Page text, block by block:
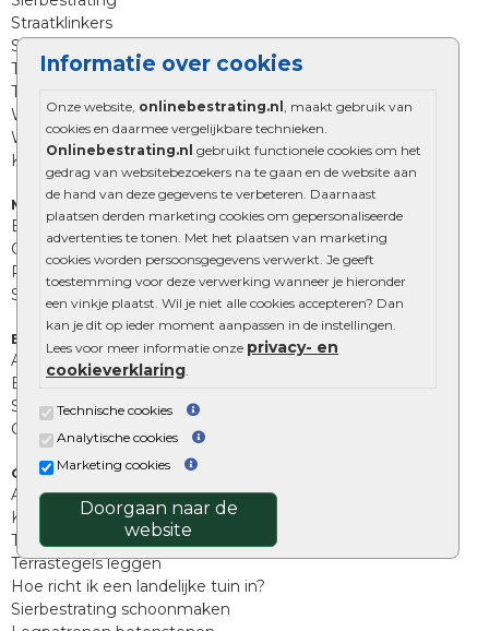
Informatie over cookies
Onze website, onlinebestrating.nl , maakt gebruik van
cookies en daarmee vergelijkbare technieken.
Onlinebestrating.nl gebruikt functionele cookies om het
gedrag van websitebezoekers na te gaan en de website aan
de hand van deze gegevens te verbeteren. Daarnaast
plaatsen derden marketing cookies om gepersonaliseerde
advertenties te tonen. Met het plaatsen van marketing
cookies worden persoonsgegevens verwerkt. Je geeft
toestemming voor deze verwerking wanneer je hieronder
een vinkje plaatst. Wil je niet alle cookies accepteren? Dan
kan je dit op ieder moment aanpassen in de instellingen.
Lees voor meer informatie onze privacy- en
cookieverklaring.
Technische cookies
Analytische cookies
Marketing cookies
Doorgaan naar de
website
Straatklinkers
Straatstenen
Trommelstenen
Tuinstenen
Waalformaat
Wildverband bestrating
Kingstones
Muurelementen
Betonbielzen
Opsluitbanden
Palissades
Stapelblokken
Extra benodigdheden
Afwatering en diversen
Beplantings en betonelementen
Split, grind en zand
Oprit tegels
Overig
Aanbiedingen
Kunstgras
Tuintegels outlet
Terrastegels leggen
Hoe richt ik een landelijke tuin in?
Sierbestrating schoonmaken